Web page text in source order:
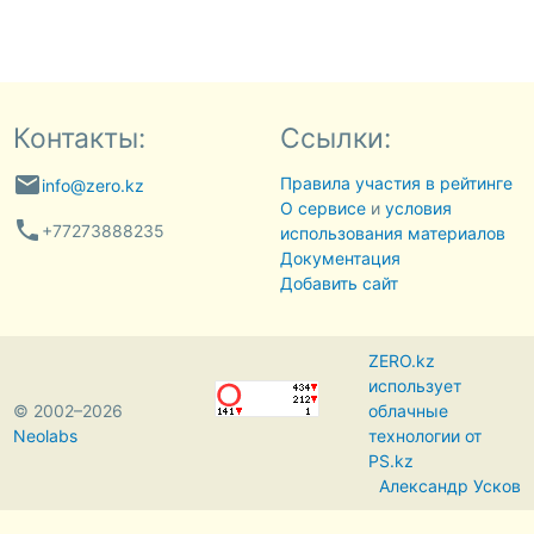
Контакты:
emailinfo@zero.kz
phone +77273888235
Ссылки:
Правила участия в рейтинге
О сервисеи условия
использования материалов
Документация
Добавить сайт
© 2002–2026
Neolabs
ZERO.kz
использует
облачные
технологии от
PS.kz
Александр Усков